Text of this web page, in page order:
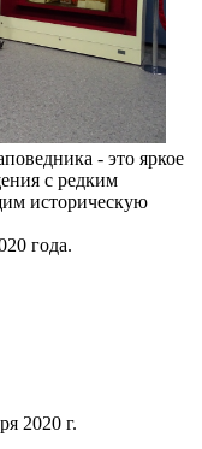
- это яркое
с редким
историческую
года.
2020 г.